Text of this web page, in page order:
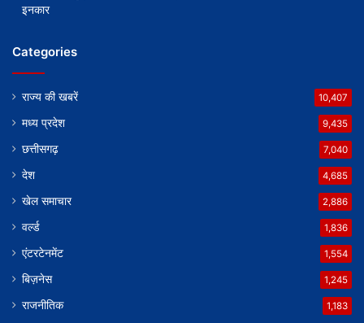
इनकार
Categories
राज्य की खबरें 10,407
मध्य प्रदेश 9,435
छत्तीसगढ़ 7,040
देश 4,685
खेल समाचार 2,886
वर्ल्ड 1,836
एंटरटेनमेंट 1,554
बिज़नेस 1,245
राजनीतिक 1,183